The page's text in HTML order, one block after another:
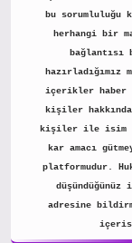
bu
herhangi bir
bağlantısı
içerikler haber
kişiler hakkında
kişiler ile isim
kar amacı
platformudur.
adresine